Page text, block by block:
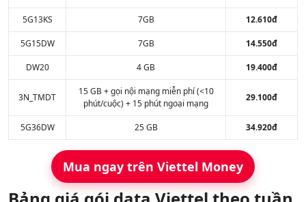
5G13KS 7GB 12.610đ
5G15DW 7GB 14.550đ
DW20 4 GB 19.400đ
3N_TMDT
15 GB + gọi nội mạng miễn phí (<10
phút/cuộc) + 15 phút ngoại mạng
29.100đ
5G36DW 25 GB 34.920đ
Mua ngay trên Viettel Money